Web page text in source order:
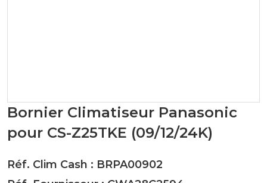
Bornier Climatiseur Panasonic
pour CS-Z25TKE (09/12/24K)
Réf. Clim Cash : BRPA00902